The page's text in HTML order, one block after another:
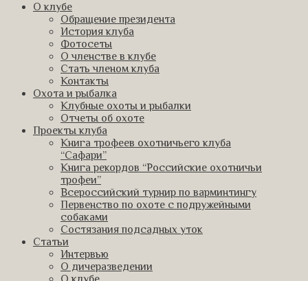
О клубе
Обращение президента
История клуба
Фотосеты
О членстве в клубе
Стать членом клуба
Контакты
Охота и рыбалка
Клубные охоты и рыбалки
Отчеты об охоте
Проекты клуба
Книга трофеев охотничьего клуба
“Сафари”
Книга рекордов “Российские охотничьи
трофеи”
Всероссийский турнир по варминтингу
Первенство по охоте с подружейными
собаками
Состязания подсадных уток
Статьи
Интервью
О дичеразведении